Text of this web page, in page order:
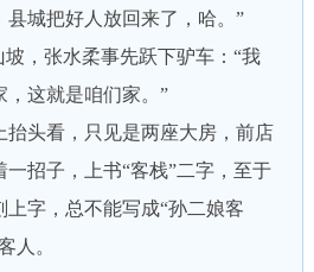
县城把好人放回来了，哈。”
，张水柔事先跃下驴车：“我
，这就是咱们家。”
头看，只见是两座大房，前店
一招子，上书“客栈”二字，至于
字，总不能写成“孙二娘客
人。